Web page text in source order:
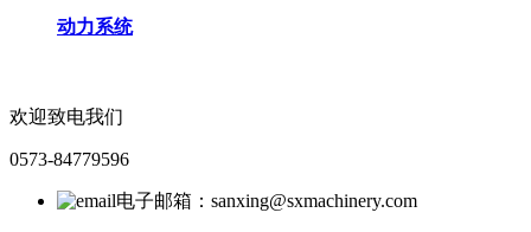
动力系统
欢迎致电我们
0573-84779596
电子邮箱：sanxing@sxmachinery.com